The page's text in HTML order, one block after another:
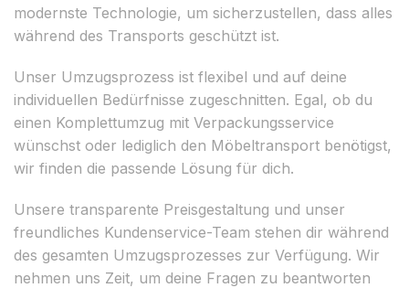
modernste Technologie, um sicherzustellen, dass alles
während des Transports geschützt ist.
Unser Umzugsprozess ist flexibel und auf deine
individuellen Bedürfnisse zugeschnitten. Egal, ob du
einen Komplettumzug mit Verpackungsservice
wünschst oder lediglich den Möbeltransport benötigst,
wir finden die passende Lösung für dich.
Unsere transparente Preisgestaltung und unser
freundliches Kundenservice-Team stehen dir während
des gesamten Umzugsprozesses zur Verfügung. Wir
nehmen uns Zeit, um deine Fragen zu beantworten